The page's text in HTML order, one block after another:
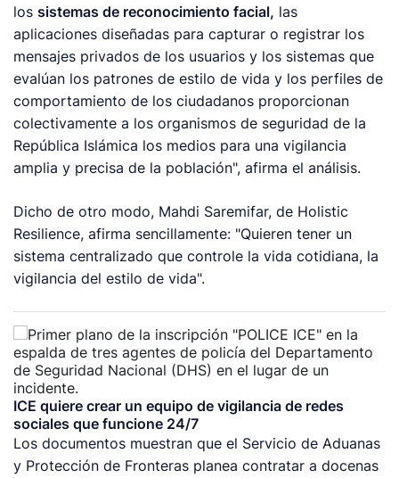
lossistemas de reconocimiento facial, las
aplicaciones diseñadas para capturar o registrar los
mensajes privados de los usuarios y los sistemas que
evalúan los patrones de estilo de vida y los perfiles de
comportamiento de los ciudadanos proporcionan
colectivamente a los organismos de seguridad de la
República Islámica los medios para una vigilancia
amplia y precisa de la población", afirma el análisis.
Dicho de otro modo, Mahdi Saremifar, de Holistic
Resilience, afirma sencillamente: "Quieren tener un
sistema centralizado que controle la vida cotidiana, la
vigilancia del estilo de vida".
ICE quiere crear un equipo de vigilancia de redes
sociales que funcione 24/7
Los documentos muestran que el Servicio de Aduanas
y Protección de Fronteras planea contratar a docenas